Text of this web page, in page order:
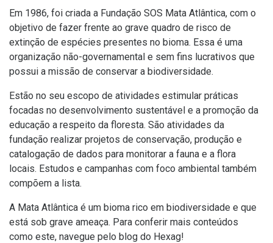
Em 1986, foi criada a Fundação SOS Mata Atlântica, com o
objetivo de fazer frente ao grave quadro de risco de
extinção de espécies presentes no bioma. Essa é uma
organização não-governamental e sem fins lucrativos que
possui a missão de conservar a biodiversidade.
Estão no seu escopo de atividades estimular práticas
focadas no desenvolvimento sustentável e a promoção da
educação a respeito da floresta. São atividades da
fundação realizar projetos de conservação, produção e
catalogação de dados para monitorar a fauna e a flora
locais. Estudos e campanhas com foco ambiental também
compõem a lista.
A Mata Atlântica é um bioma rico em biodiversidade e que
está sob grave ameaça. Para conferir mais conteúdos
como este, navegue pelo blog do Hexag!